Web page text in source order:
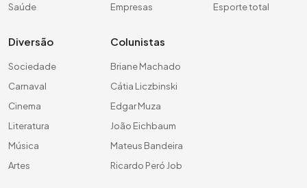
Saúde
Empresas
Esporte total
Diversão
Sociedade
Carnaval
Cinema
Literatura
Música
Artes
Colunistas
Briane Machado
Cátia Liczbinski
Edgar Muza
João Eichbaum
Mateus Bandeira
Ricardo Peró Job